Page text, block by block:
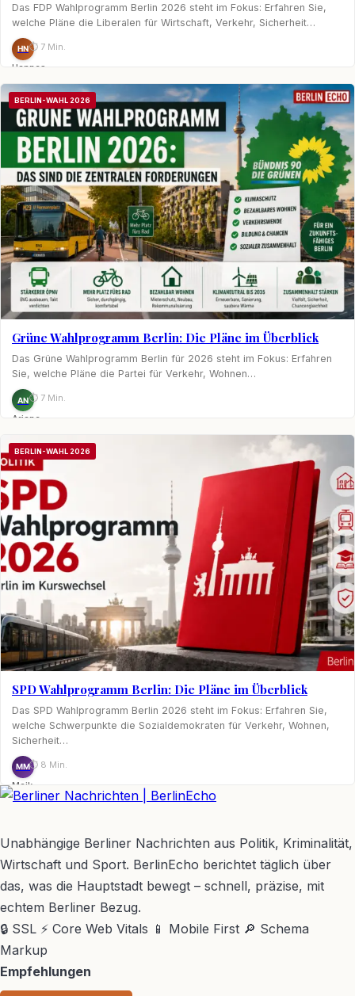
Das FDP Wahlprogramm Berlin 2026 steht im Fokus: Erfahren Sie,
welche Pläne die Liberalen für Wirtschaft, Verkehr, Sicherheit…
HN
Hannes
Nagel
⏱ 7 Min.
BERLIN-WAHL 2026
Grüne Wahlprogramm Berlin: Die Pläne im Überblick
Das Grüne Wahlprogramm Berlin für 2026 steht im Fokus: Erfahren
Sie, welche Pläne die Partei für Verkehr, Wohnen…
AN
Ariane
⏱ 7 Min.
BERLIN-WAHL 2026
SPD Wahlprogramm Berlin: Die Pläne im Überblick
Das SPD Wahlprogramm Berlin 2026 steht im Fokus: Erfahren Sie,
welche Schwerpunkte die Sozialdemokraten für Verkehr, Wohnen,
Sicherheit…
MM
Maik
Möhring
⏱ 8 Min.
Unabhängige Berliner Nachrichten aus Politik, Kriminalität,
Wirtschaft und Sport. BerlinEcho berichtet täglich über
das, was die Hauptstadt bewegt – schnell, präzise, mit
echtem Berliner Bezug.
🔒 SSL ⚡ Core Web Vitals 📱 Mobile First 🔎 Schema
Markup
Empfehlungen